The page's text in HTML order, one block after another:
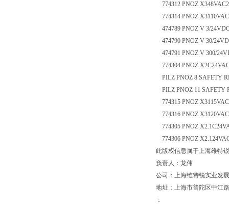
774312 PNOZ
774314 PNOZ
474789 PNOZ V 3/
474790 PNOZ V 30/
474791 PNOZ V 300/
774304 PNOZ
PILZ PNOZ 8 SAFETY
PILZ PNOZ 11 SAFETY
774315 PNOZ
774316 PNOZ
774305 PNOZ
774306 PNOZ
此版权信息属于上海维特
负责人：龙伟
公司：上海维特锐实业发
地址：上海市普陀区中江
：